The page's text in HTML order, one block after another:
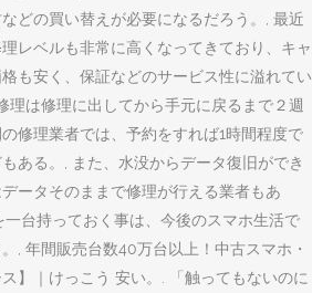
どの買い替えが必要になるだろう。, 最近
レベルも非常に高くなってきており、キャ
も安く、保証などのサービス性に溢れてい
理は修理に出してから手元に戻るまで２週
修理業者では、予約をすれば1時間程度で
ある。, また、水没からデータ復旧ができ
ータそのままで修理が行える業者もあ
一台持っておく事は、今後のスマホ生活で
, 年間販売台数40万台以上！中古スマホ・
】｜けっこう 安い。. 「触ってもないのに